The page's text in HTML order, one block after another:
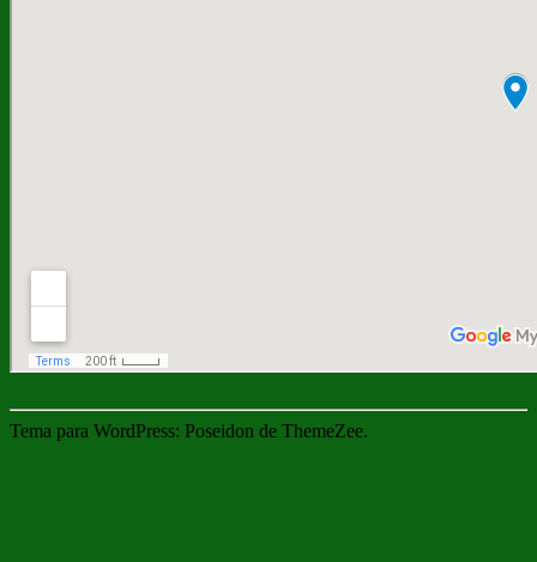
Tema para WordPress: Poseidon de ThemeZee.